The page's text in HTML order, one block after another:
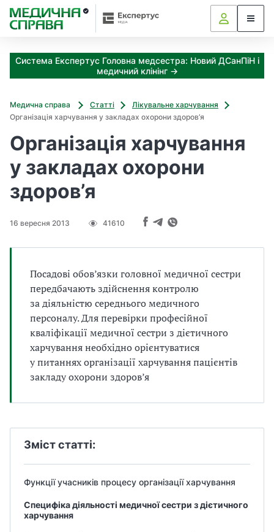
Система Експертус Головна медсестра: Новий ДСанПіН і
медичний клінінг →
Медична справа Статті
Лікувальне харчування
Організація харчування у закладах охорони здоров’я
Організація харчування
у закладах охорони
здоров’я
16 вересня 2013 41610
Посадові обов’язки головної медичної сестри
передбачають здійснення контролю
за діяльністю середнього медичного
персоналу. Для перевірки професійної
кваліфікації медичної сестри з дієтичного
харчування необхідно орієнтуватися
у питаннях організації харчування пацієнтів
закладу охорони здоров’я
Зміст статті:
Функції учасників процесу організації харчування
Специфіка діяльності медичної сестри з дієтичного
харчування
З
а
к
з
о
и
о
ж
н